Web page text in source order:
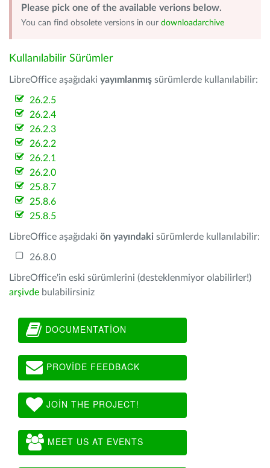
Please pick one of the available verions below.
You can find obsolete versions in our downloadarchive
Kullanılabilir Sürümler
LibreOffice aşağıdaki yayımlanmış sürümlerde kullanılabilir:
26.2.5
26.2.4
26.2.3
26.2.2
26.2.1
26.2.0
25.8.7
25.8.6
25.8.5
LibreOffice aşağıdaki ön yayındaki sürümlerde kullanılabilir:
26.8.0
LibreOffice'in eski sürümlerini (desteklenmiyor olabilirler!)
arşivde bulabilirsiniz
DOCUMENTATION
PROVIDE FEEDBACK
JOIN THE PROJECT!
MEET US AT EVENTS